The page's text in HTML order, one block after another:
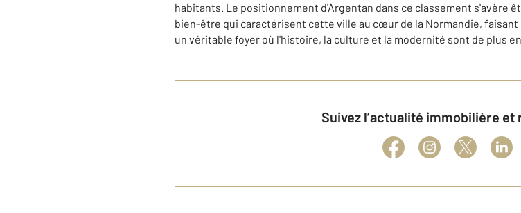
habitants. Le positionnement d'Argentan dans ce classement s'avère
bien-être qui caractérisent cette ville au cœur de la Normandie,
un véritable foyer où l'histoire, la culture et la modernité sont de plus
Suivez l’actualité immobilière